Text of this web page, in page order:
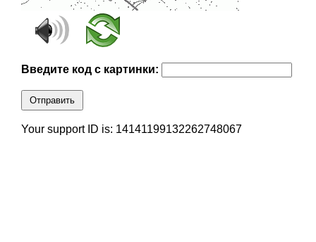
Введите код с картинки:
Отправить
Your support ID is: 14141199132262748067